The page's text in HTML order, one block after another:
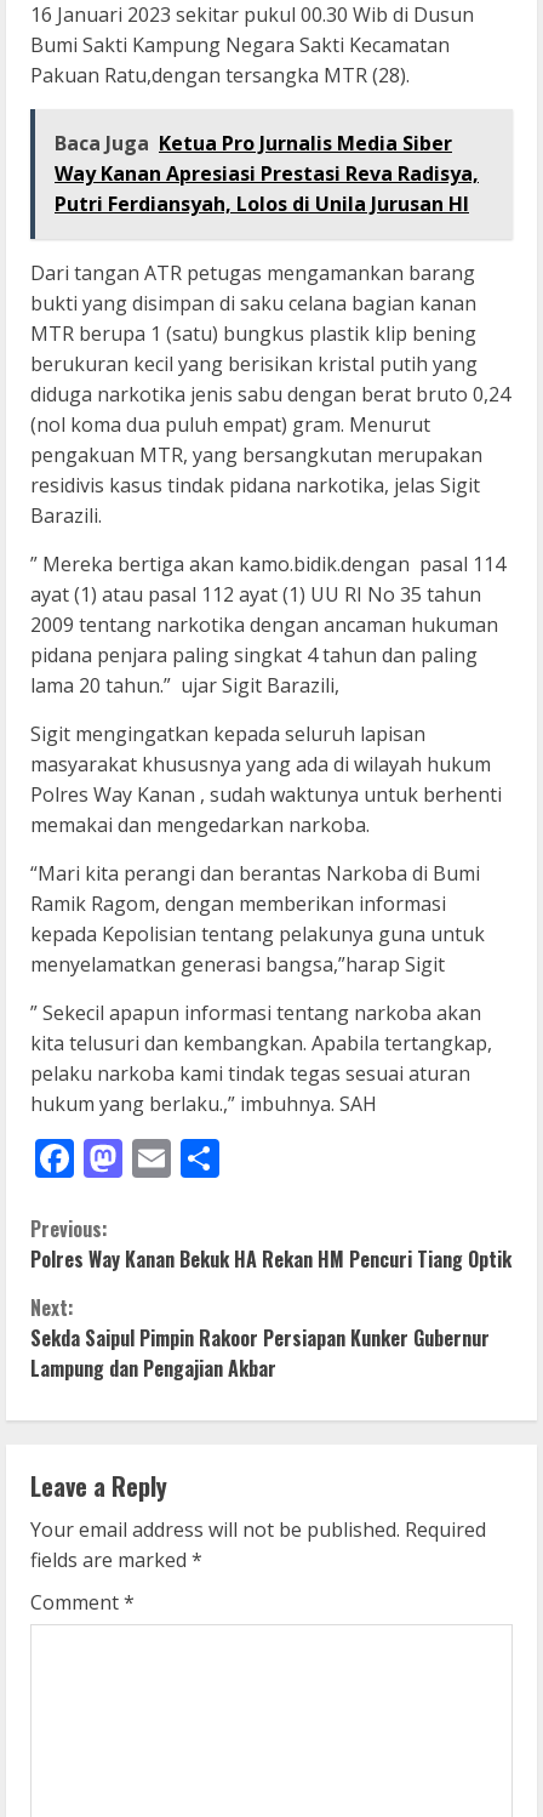
16 Januari 2023 sekitar pukul 00.30 Wib di Dusun
Bumi Sakti Kampung Negara Sakti Kecamatan
Pakuan Ratu,dengan tersangka MTR (28).
Baca Juga Ketua Pro Jurnalis Media Siber
Way Kanan Apresiasi Prestasi Reva Radisya,
Putri Ferdiansyah, Lolos di Unila Jurusan HI
Dari tangan ATR petugas mengamankan barang
bukti yang disimpan di saku celana bagian kanan
MTR berupa 1 (satu) bungkus plastik klip bening
berukuran kecil yang berisikan kristal putih yang
diduga narkotika jenis sabu dengan berat bruto 0,24
(nol koma dua puluh empat) gram. Menurut
pengakuan MTR, yang bersangkutan merupakan
residivis kasus tindak pidana narkotika, jelas Sigit
Barazili.
” Mereka bertiga akan kamo.bidik.dengan pasal 114
ayat (1) atau pasal 112 ayat (1) UU RI No 35 tahun
2009 tentang narkotika dengan ancaman hukuman
pidana penjara paling singkat 4 tahun dan paling
lama 20 tahun.” ujar Sigit Barazili,
Sigit mengingatkan kepada seluruh lapisan
masyarakat khususnya yang ada di wilayah hukum
Polres Way Kanan , sudah waktunya untuk berhenti
memakai dan mengedarkan narkoba.
“Mari kita perangi dan berantas Narkoba di Bumi
Ramik Ragom, dengan memberikan informasi
kepada Kepolisian tentang pelakunya guna untuk
menyelamatkan generasi bangsa,”harap Sigit
” Sekecil apapun informasi tentang narkoba akan
kita telusuri dan kembangkan. Apabila tertangkap,
pelaku narkoba kami tindak tegas sesuai aturan
hukum yang berlaku.,” imbuhnya. SAH
Facebook
Mastodon
Email
C
o
n
t
n
u
e
Previous:
Polres Way Kanan Bekuk HA Rekan HM Pencuri Tiang Optik
Next:
Sekda Saipul Pimpin Rakoor Persiapan Kunker Gubernur
Lampung dan Pengajian Akbar
Leave a Reply
Your email address will not be published. Required
fields are marked *
Comment*